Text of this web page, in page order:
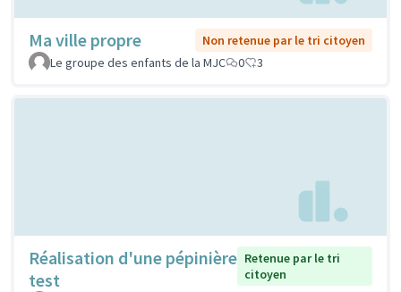
Ma ville propre
Non retenue par le tri citoyen
Le groupe des enfants de la MJC
0 3
Réalisation d'une pépinière
test
Retenue par le tri
citoyen